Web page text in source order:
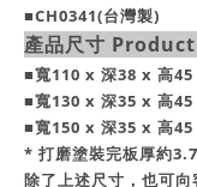
■CH0341(台灣製)
產品尺寸
■寬110 x 深38 x 高
■寬130 x 深35 x 高
■寬150 x 深35 x 高
* 打磨塗裝完板厚約
除了上述尺寸，也可